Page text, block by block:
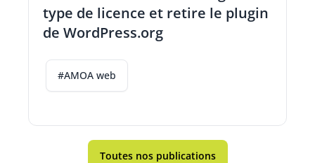
type de licence et retire le plugin
de WordPress.org
#AMOA web
Toutes nos publications